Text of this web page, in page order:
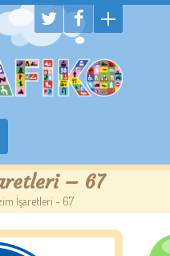
– 67
İşaretleri – 67